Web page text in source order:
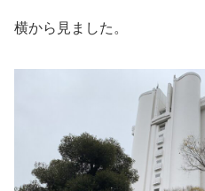
横から見ました。